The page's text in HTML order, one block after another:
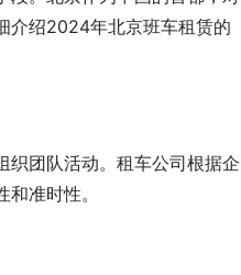
介绍2024年北京班车租赁的
团队活动。租车公司根据企
准时性。